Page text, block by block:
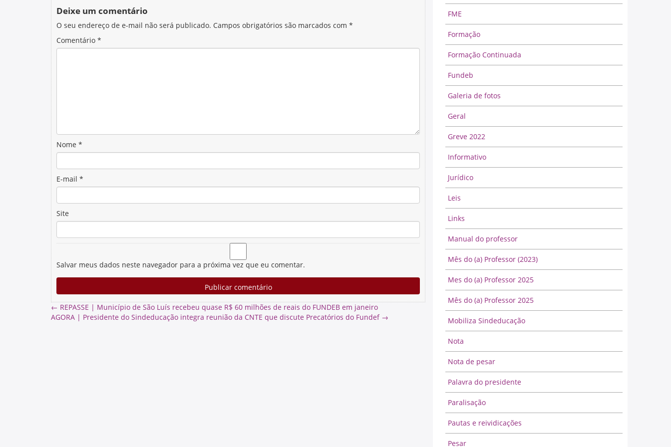
Deixe um comentário
O seu endereço de e-mail não será publicado. Campos obrigatórios são marcados com *
Comentário *
Nome *
E-mail *
Site
Salvar meus dados neste navegador para a próxima vez que eu comentar.
← REPASSE | Município de São Luís recebeu quase R$ 60 milhões de reais do FUNDEB em janeiro
AGORA | Presidente do Sindeducação integra reunião da CNTE que discute Precatórios do Fundef →
FME
Formação
Formação Continuada
Fundeb
Galeria de fotos
Geral
Greve 2022
Informativo
Jurídico
Leis
Links
Manual do professor
Mês do (a) Professor (2023)
Mes do (a) Professor 2025
Mês do (a) Professor 2025
Mobiliza Sindeducação
Nota
Nota de pesar
Palavra do presidente
Paralisação
Pautas e reividicações
Pesar